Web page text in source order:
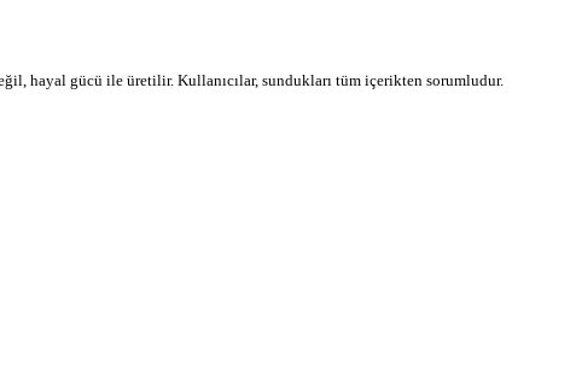
hayal gücü ile üretilir. Kullanıcılar, sundukları tüm içerikten sorumludur.